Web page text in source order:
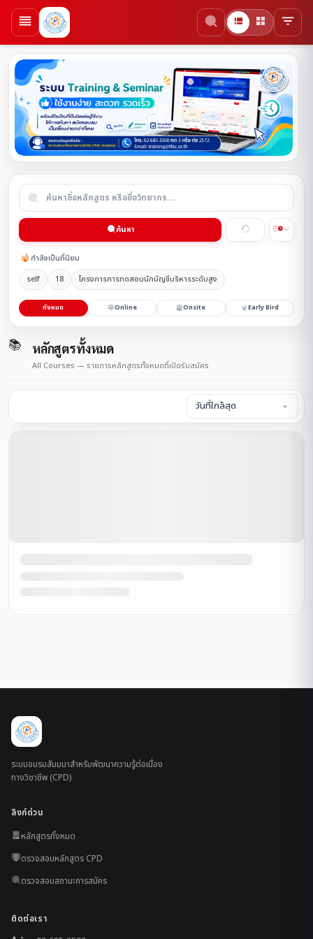
ค้นหา
กำลังเป็นที่นิยม
self
18 โครงการการทดสอบนักบัญชีบริหารระดับสูง
ทั้งหมด Online Onsite Early Bird
📚 หลักสูตรทั้งหมด
All Courses — รายการหลักสูตรทั้งหมดที่เปิดรับสมัคร
ระบบอบรมสัมมนาสำหรับพัฒนาความรู้ต่อเนื่อง
ทางวิชาชีพ (CPD)
ลิงก์ด่วน
หลักสูตรทั้งหมด
ตรวจสอบหลักสูตร CPD
ตรวจสอบสถานะการสมัคร
ติดต่อเรา